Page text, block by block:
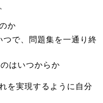
か
で、問題集を一通り終
はいつからか
を実現するように自分